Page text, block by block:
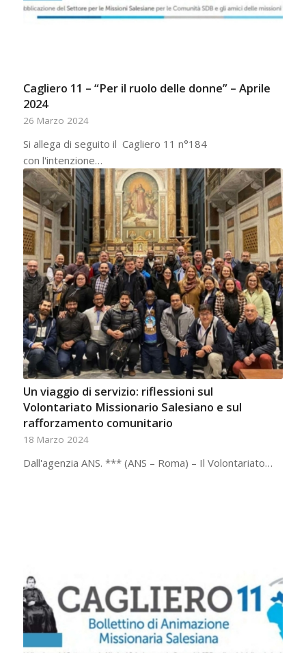
Cagliero 11 – “Per il ruolo delle donne” – Aprile
2024
26 Marzo 2024
Si allega di seguito il Cagliero 11 n°184
con l'intenzione…
Un viaggio di servizio: riflessioni sul
Volontariato Missionario Salesiano e sul
rafforzamento comunitario
18 Marzo 2024
Dall'agenzia ANS. *** (ANS – Roma) – Il Volontariato…